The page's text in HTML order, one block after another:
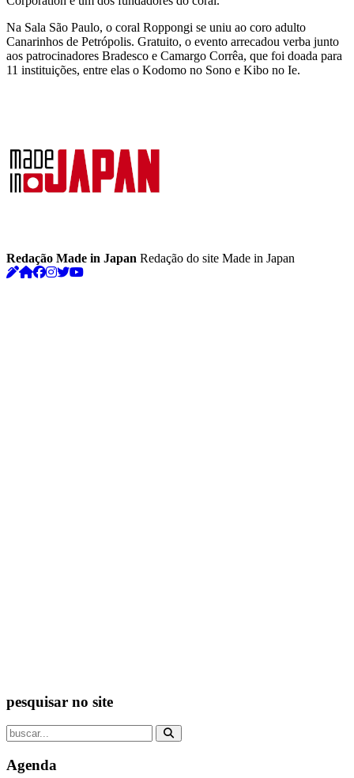
Na Sala São Paulo, o coral Roppongi se uniu ao coro adulto
Canarinhos de Petrópolis. Gratuito, o evento arrecadou verba junto
aos patrocinadores Bradesco e Camargo Corrêa, que foi doada para
11 instituições, entre elas o Kodomo no Sono e Kibo no Ie.
Redação Made in Japan Redação do site Made in Japan
pesquisar no site
Agenda